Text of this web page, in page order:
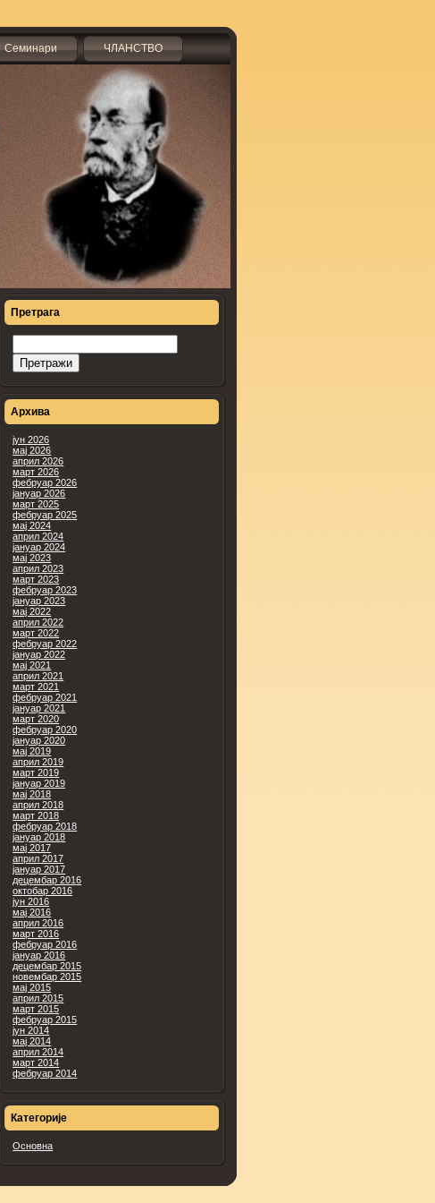
Семинари ЧЛАНСТВО
Претрага
Претрага
Архива
јун 2026
мај 2026
април 2026
март 2026
фебруар 2026
јануар 2026
март 2025
фебруар 2025
мај 2024
април 2024
јануар 2024
мај 2023
април 2023
март 2023
фебруар 2023
јануар 2023
мај 2022
април 2022
март 2022
фебруар 2022
јануар 2022
мај 2021
април 2021
март 2021
фебруар 2021
јануар 2021
март 2020
фебруар 2020
јануар 2020
мај 2019
април 2019
март 2019
јануар 2019
мај 2018
април 2018
март 2018
фебруар 2018
јануар 2018
мај 2017
април 2017
јануар 2017
децембар 2016
октобар 2016
јун 2016
мај 2016
април 2016
март 2016
фебруар 2016
јануар 2016
децембар 2015
новембар 2015
мај 2015
април 2015
март 2015
фебруар 2015
јун 2014
мај 2014
април 2014
март 2014
фебруар 2014
Категорије
Основна